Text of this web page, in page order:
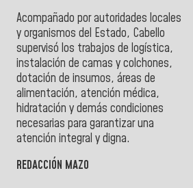
Acompañado por autoridades locales
y organismos del Estado, Cabello
supervisó los trabajos de logística,
instalación de camas y colchones,
dotación de insumos, áreas de
alimentación, atención médica,
hidratación y demás condiciones
necesarias para garantizar una
atención integral y digna.
REDACCIÓN MAZO